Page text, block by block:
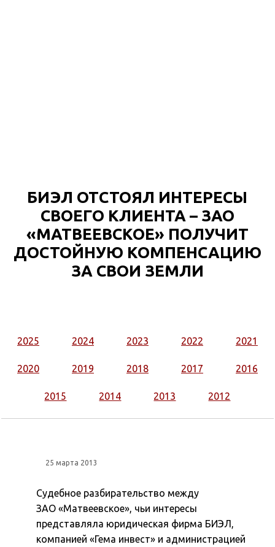
БИЭЛ ОТСТОЯЛ ИНТЕРЕСЫ
СВОЕГО КЛИЕНТА – ЗАО
«МАТВЕЕВСКОЕ» ПОЛУЧИТ
ДОСТОЙНУЮ КОМПЕНСАЦИЮ
ЗА СВОИ ЗЕМЛИ
2025 2024 2023 2022 2021
2020 2019 2018 2017 2016
2015 2014 2013 2012
25 марта 2013
Судебное разбирательство между
ЗАО «Матвеевское», чьи интересы
представляла юридическая фирма БИЭЛ,
компанией «Гема инвест» и администрацией